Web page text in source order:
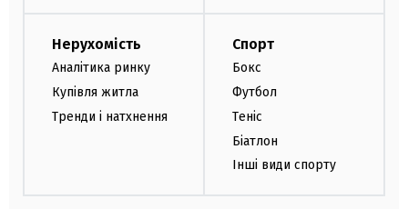
Нерухомість
Аналітика ринку
Купівля житла
Тренди і натхнення
Спорт
Бокс
Футбол
Теніс
Біатлон
Інші види спорту